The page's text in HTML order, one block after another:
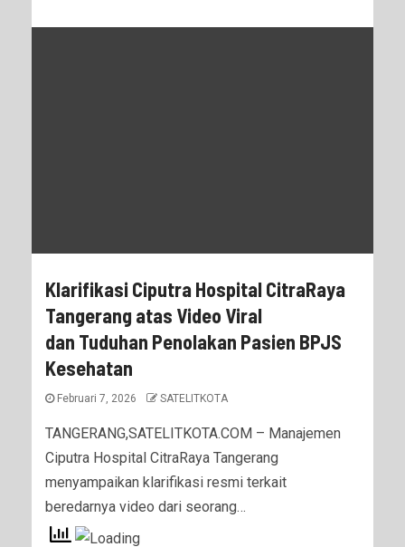
Klarifikasi Ciputra Hospital CitraRaya
Tangerang atas Video Viral
dan Tuduhan Penolakan Pasien BPJS
Kesehatan
Februari 7, 2026 SATELITKOTA
TANGERANG,SATELITKOTA.COM – Manajemen
Ciputra Hospital CitraRaya Tangerang
menyampaikan klarifikasi resmi terkait
beredarnya video dari seorang…